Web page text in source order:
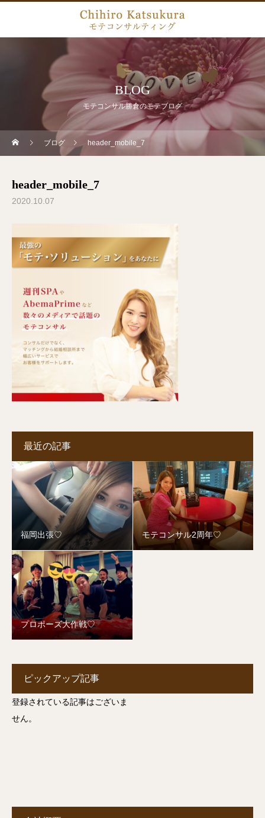
BLOG
モテコンサル勝倉のモテブログ
ブログ header_mobile_7
header_mobile_7
2020.10.07
最近の記事
福岡出張♡ モテコンサル2周年♡
プロポーズ大作戦♡
ピックアップ記事
登録されている記事はございま
せん。